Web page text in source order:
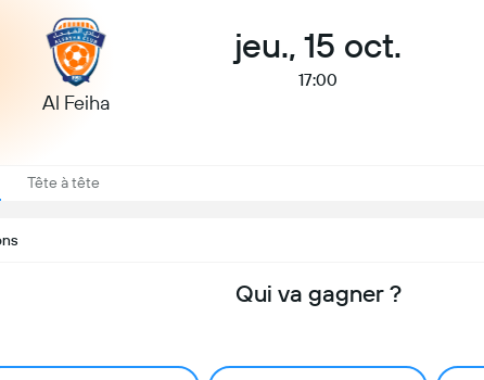
Al Feiha
jeu., 15 oct.
17:00
Tête à tête
Qui va gagner ?